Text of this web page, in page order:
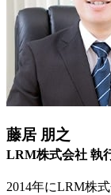
藤居 朋之
LRM株式会社 執
2014年にLRM株式